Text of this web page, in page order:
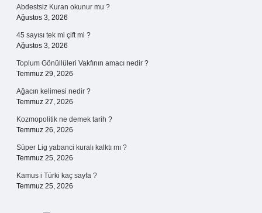
Abdestsiz Kuran okunur mu ?
Ağustos 3, 2026
45 sayısı tek mi çift mi ?
Ağustos 3, 2026
Toplum Gönüllüleri Vakfının amacı nedir ?
Temmuz 29, 2026
Ağacın kelimesi nedir ?
Temmuz 27, 2026
Kozmopolitik ne demek tarih ?
Temmuz 26, 2026
Süper Lig yabanci kuralı kalktı mı ?
Temmuz 25, 2026
Kamus i Türki kaç sayfa ?
Temmuz 25, 2026